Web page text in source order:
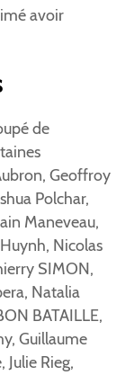
avoir
de
Geoffroy
Polchar,
Maneveau,
Nicolas
SIMON,
Natalia
BATAILLE,
Guillaume
Rieg,